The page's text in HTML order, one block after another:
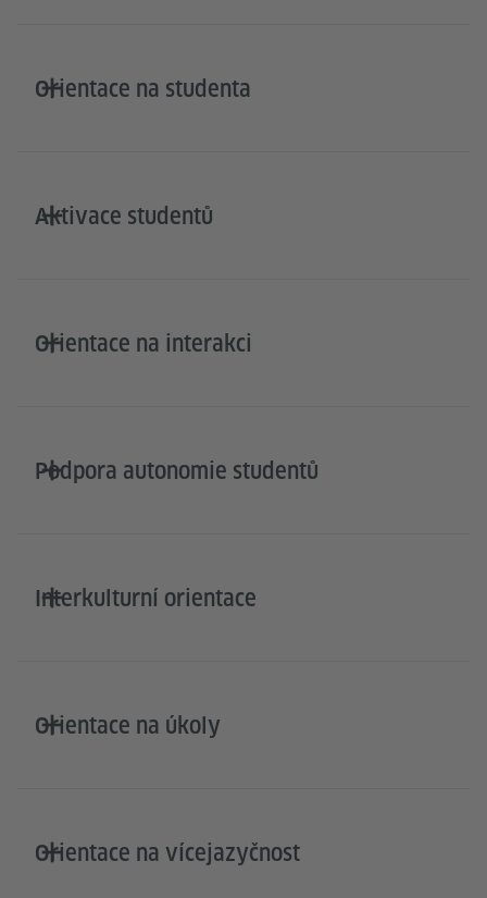
Orientace na studenta
Aktivace studentů
Orientace na interakci
Podpora autonomie studentů
Interkulturní orientace
Orientace na úkoly
Orientace na vícejazyčnost